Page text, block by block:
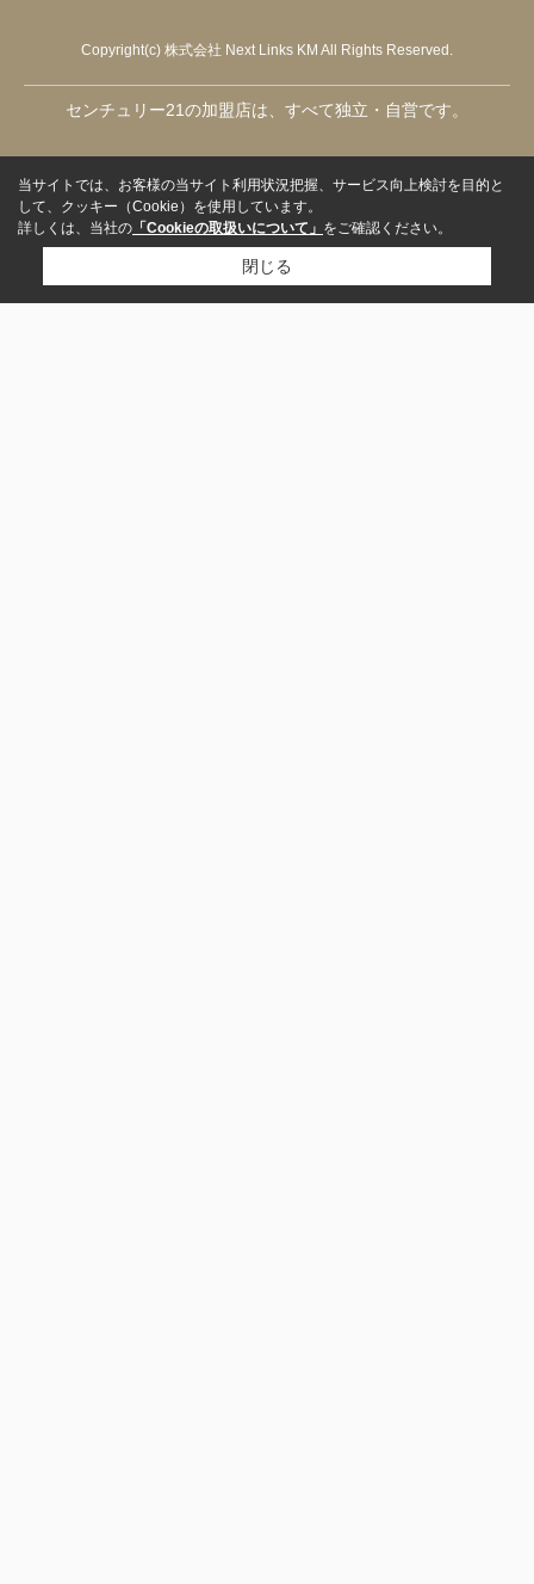
Copyright(c) 株式会社 Next Links KM All Rights Reserved.
センチュリー21の加盟店は、すべて独立・自営です。
当サイトでは、お客様の当サイト利用状況把握、サービス向上検討を目的と
して、クッキー（Cookie）を使用しています。
詳しくは、当社の 「Cookieの取扱いについて」 をご確認ください。
閉じる